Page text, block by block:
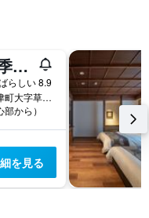
草津温泉 季の庭 （共立リゾート）
らしい 8.9
群馬県草津町草津町大字草津字白根464-214
から）
を見る